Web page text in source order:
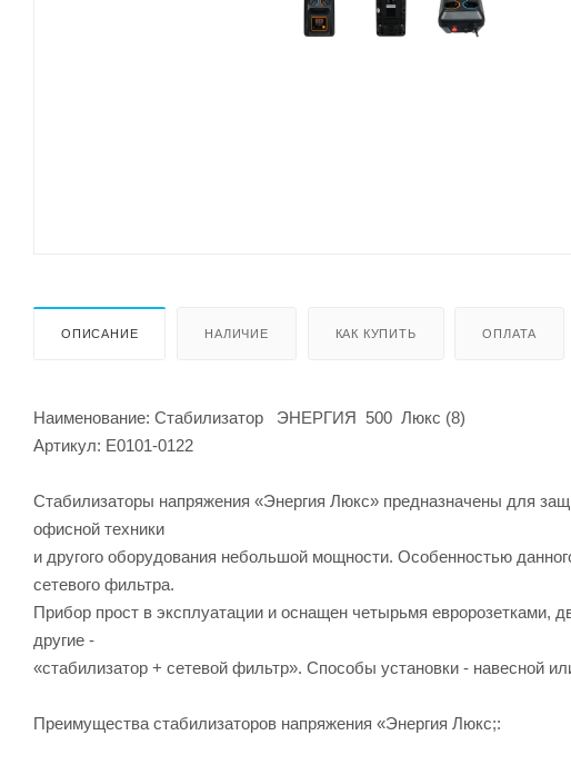
ОПИСАНИЕ НАЛИЧИЕ КАК КУПИТЬ ОПЛАТА
Наименование: Cтабилизатор ЭНЕРГИЯ 500 Люкс (8)
Артикул: Е0101-0122
Стабилизаторы напряжения «Энергия Люкс» предназначены для
офисной техники
и другого оборудования небольшой мощности. Особенностью
сетевого фильтра.
Прибор прост в эксплуатации и оснащен четырьмя евророзетками,
другие -
«стабилизатор + сетевой фильтр». Способы установки - навесной
Преимущества стабилизаторов напряжения «Энергия Люкс;: